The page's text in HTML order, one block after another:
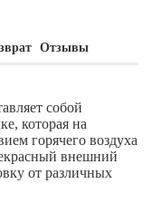
Отзывы
собой
которая на
горячего воздуха
внешний
от различных